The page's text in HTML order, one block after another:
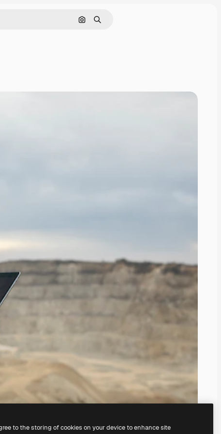
Nach Bild suchen
Suchen
to the storing of cookies on your device to enhance site